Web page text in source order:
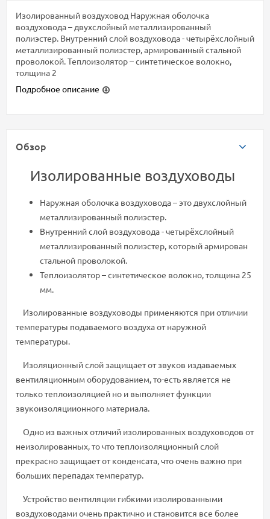
Изoлированный воздуховод Наружная оболочка
воздуховода – двухслойный металлизированный
полиэстер. Внутренний слой воздуховода - четырёхслойный
металлизированный полиэстер, армированный стальной
проволокой. Теплоизолятор – синтетическое волокно,
толщина 2
Подробное описание
Обзор
Изолированные воздуховоды
Наружная оболочка воздуховода – это двухслойный
металлизированный полиэстер.
Внутренний слой воздуховода - четырёхслойный
металлизированный полиэстер, который армирован
стальной проволокой.
Теплоизолятор – синтетическое волокно, толщина 25
мм.
Изолированные воздуховоды применяются при отличии
температуры подаваемого воздуха от наружной
температуры.
Изоляционный слой защищает от звуков издаваемых
вентиляционным оборудованием, то-есть является не
только теплоизоляцией но и выполняет функции
звукоизоляциионного материала.
Одно из важных отличий изолированных воздуховодов от
неизолированных, то что теплоизоляционный слой
прекрасно защищает от конденсата, что очень важно при
больших перепадах температур.
Устройство вентиляции гибкими изолированными
воздуховодами очень практично и становится все более